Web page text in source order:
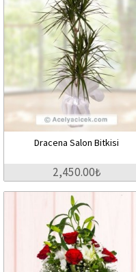
Dracena Salon Bitkisi
2,450.00₺